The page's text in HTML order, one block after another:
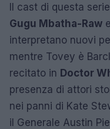
Il cast di questa
Gugu Mbatha-Raw e
interpretano nuovi
mentre Tovey è
recitato in Doctor
presenza di attori
nei panni di Kate
il Generale Austin